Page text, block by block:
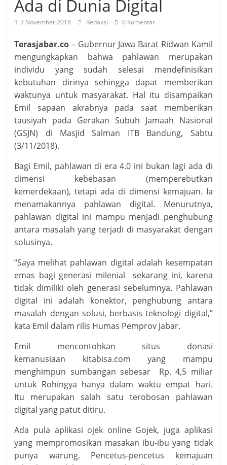
Ada di Dunia Digital
3 November 2018 Redaksi 0 Komentar
Terasjabar.co– Gubernur Jawa Barat Ridwan Kamil
mengungkapkan bahwa pahlawan merupakan
individu yang sudah selesai mendefinisikan
kebutuhan dirinya sehingga dapat memberikan
waktunya untuk masyarakat. Hal itu disampaikan
Emil sapaan akrabnya pada saat memberikan
tausiyah pada Gerakan Subuh Jamaah Nasional
(GSJN) di Masjid Salman ITB Bandung, Sabtu
(3/11/2018).
Bagi Emil, pahlawan di era 4.0 ini bukan lagi ada di
dimensi kebebasan (memperebutkan
kemerdekaan), tetapi ada di dimensi kemajuan. Ia
menamakannya pahlawan digital. Menurutnya,
pahlawan digital ini mampu menjadi penghubung
antara masalah yang terjadi di masyarakat dengan
solusinya.
“Saya melihat pahlawan digital adalah kesempatan
emas bagi generasi milenial sekarang ini, karena
tidak dimiliki oleh generasi sebelumnya. Pahlawan
digital ini adalah konektor, penghubung antara
masalah dengan solusi, berbasis teknologi digital,”
kata Emil dalam rilis Humas Pemprov Jabar.
Emil mencontohkan situs donasi
kemanusiaan kitabisa.com yang mampu
menghimpun sumbangan sebesar Rp. 4,5 miliar
untuk Rohingya hanya dalam waktu empat hari.
Itu merupakan salah satu terobosan pahlawan
digital yang patut ditiru.
Ada pula aplikasi ojek online Gojek, juga aplikasi
yang mempromosikan masakan ibu-ibu yang tidak
punya warung. Pencetus-pencetus kemajuan